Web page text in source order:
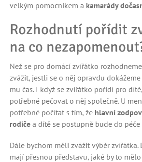
velkým pomocníkem a kamarády
Rozhodnutí pořídit
na co
Než se pro domácí zvířátko
zvážit, jestli se o něj opravdu
mu čas. I když se zvířátko pořídí pro
potřebné pečovat o něj společně. U
potřebné počítat s tím, že hlavní
rodiče a dítě se postupně bude do
Dále bychom měli zvážit výběr zvířátka.
mají přesnou představu, jaké by to